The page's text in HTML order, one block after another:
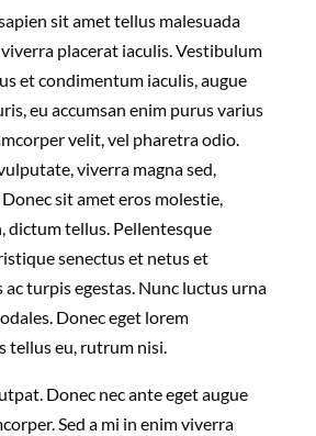
sit amet tellus malesuada
placerat iaculis. Vestibulum
et condimentum iaculis, augue
eu accumsan enim purus varius
velit, vel pharetra odio.
viverra magna sed,
sit amet eros molestie,
dictum tellus. Pellentesque
senectus et netus et
ac turpis egestas. Nunc luctus urna
Donec eget lorem
tellus eu, rutrum nisi.
Donec nec ante eget augue
Sed a mi in enim viverra